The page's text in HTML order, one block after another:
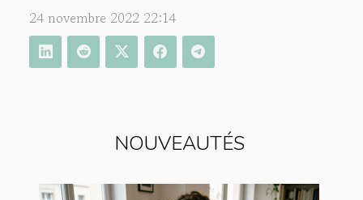
NOUVEAUTÉS
24 novembre 2022 22:14